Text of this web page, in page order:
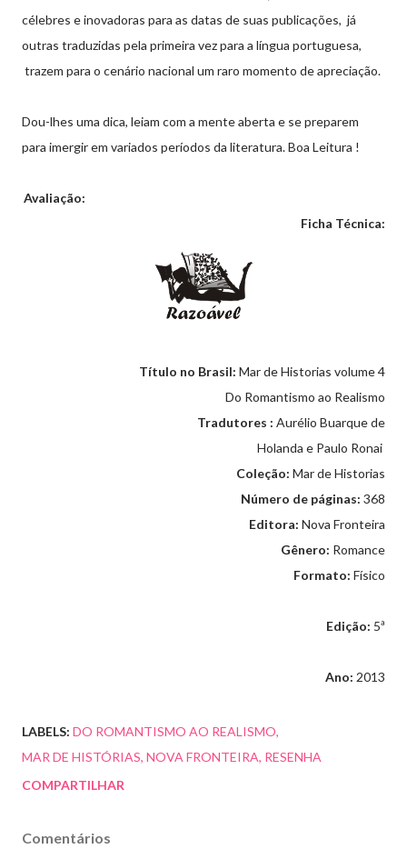
célebres e inovadoras para as datas de suas publicações, já
outras traduzidas pela primeira vez para a língua portuguesa,
trazem para o cenário nacional um raro momento de apreciação.
Dou-lhes uma dica, leiam com a mente aberta e se preparem
para imergir em variados períodos da literatura. Boa Leitura !
Avaliação:
Ficha Técnica:
Título no Brasil: Mar de Historias volume 4
Do Romantismo ao Realismo
Tradutores : Aurélio Buarque de
Holanda e Paulo Ronai
Coleção: Mar de Historias
Número de páginas: 368
Editora: Nova Fronteira
Gênero: Romance
Formato: Físico
Edição: 5ª
Ano: 2013
LABELS: DO ROMANTISMO AO REALISMO
MAR DE HISTÓRIAS NOVA FRONTEIRA RESENHA
COMPARTILHAR
Comentários